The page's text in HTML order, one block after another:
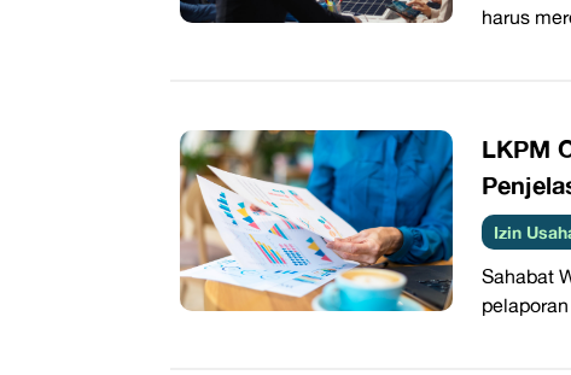
harus
LKPM
Izin
Sahabat